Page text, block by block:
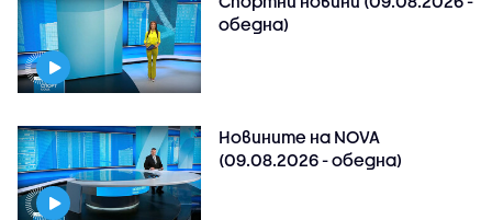
обедна)
Новините на NOVA
(09.08.2026 - обедна)